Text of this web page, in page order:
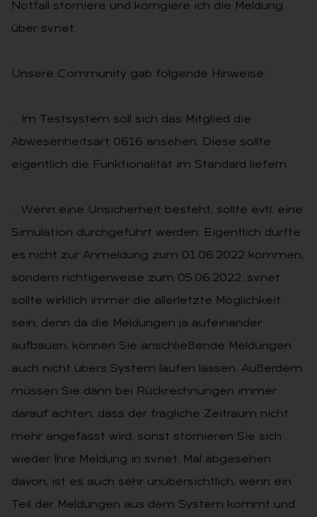
Notfall storniere und korrigiere ich die Meldung
über sv.net.
Unsere Community gab folgende Hinweise:
… Im Testsystem soll sich das Mitglied die
Abwesenheitsart 0616 ansehen. Diese sollte
eigentlich die Funktionalität im Standard liefern.
… Wenn eine Unsicherheit besteht, sollte evtl. eine
Simulation durchgeführt werden. Eigentlich dürfte
es nicht zur Anmeldung zum 01.06.2022 kommen,
sondern richtigerweise zum 05.06.2022. sv.net
sollte wirklich immer die allerletzte Möglichkeit
sein, denn da die Meldungen ja aufeinander
aufbauen, können Sie anschließende Meldungen
auch nicht übers System laufen lassen. Außerdem
müssen Sie dann bei Rückrechnungen immer
darauf achten, dass der fragliche Zeitraum nicht
mehr angefasst wird, sonst stornieren Sie sich
wieder Ihre Meldung in sv.net. Mal abgesehen
davon, ist es auch sehr unübersichtlich, wenn ein
Teil der Meldungen aus dem System kommt und